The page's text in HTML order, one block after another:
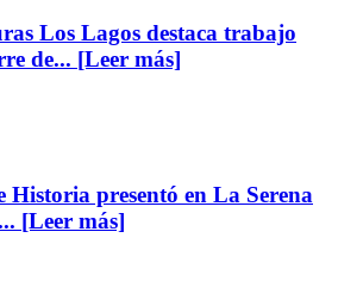
Los Lagos destaca trabajo
de... [Leer más]
Historia presentó en La Serena
[Leer más]